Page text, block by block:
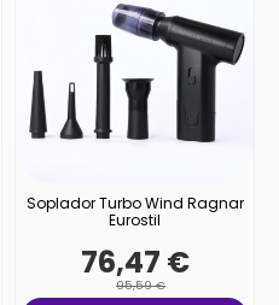
Soplador Turbo Wind Ragnar
Eurostil
76,47 €
95,59 €